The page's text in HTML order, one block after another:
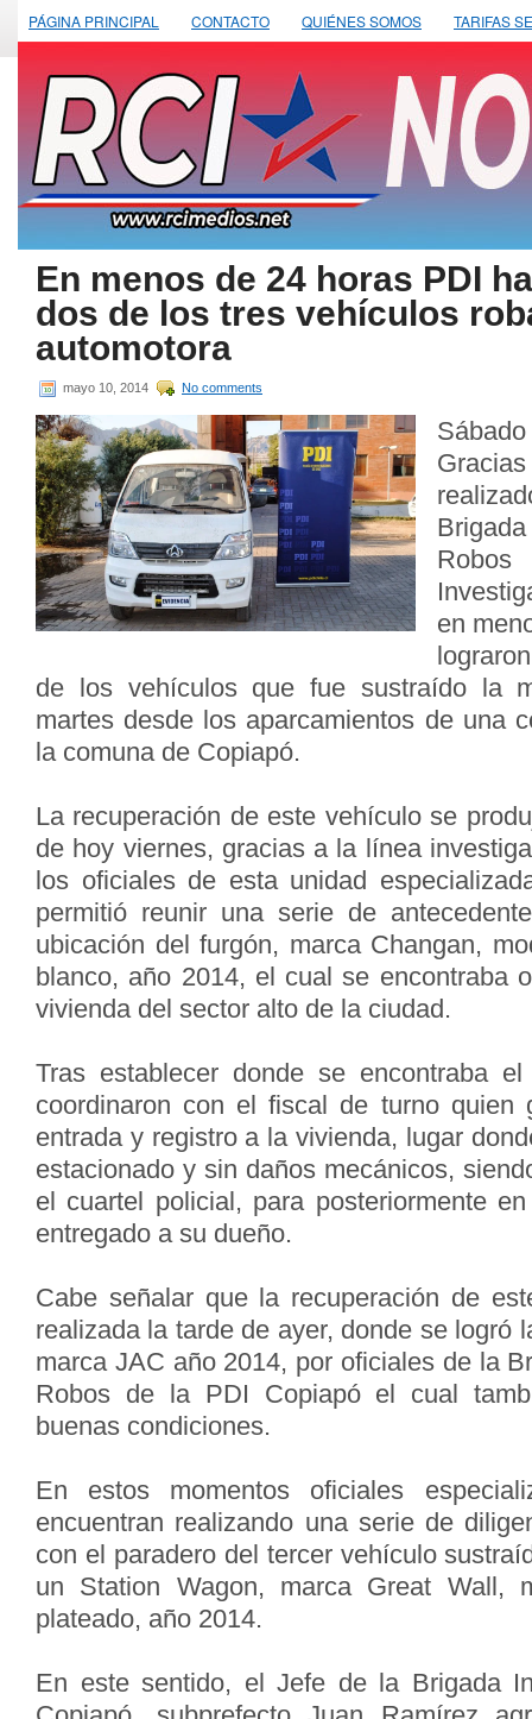
PÁGINA PRINCIPAL CONTACTO QUIÉNES SOMOS TARIFAS
En menos de 24 horas PDI
dos de los tres vehículos
automotora
mayo 10, 2014 No comments
en
de los vehículos que fue sustraído la
martes desde los aparcamientos de una
la comuna de Copiapó.
La recuperación de este vehículo se
de hoy viernes, gracias a la línea
los oficiales de esta unidad
permitió reunir una serie de
ubicación del furgón, marca Changan,
blanco, año 2014, el cual se encontraba
vivienda del sector alto de la ciudad.
Tras establecer donde se encontraba
coordinaron con el fiscal de turno quien
entrada y registro a la vivienda, lugar
estacionado y sin daños mecánicos,
el cuartel policial, para posteriormente
entregado a su dueño.
Cabe señalar que la recuperación de
realizada la tarde de ayer, donde se logró
marca JAC año 2014, por oficiales de la
Robos de la PDI Copiapó el cual
buenas condiciones.
En estos momentos oficiales
encuentran realizando una serie de
con el paradero del tercer vehículo
un Station Wagon, marca Great Wall,
plateado, año 2014.
En este sentido, el Jefe de la Brigada